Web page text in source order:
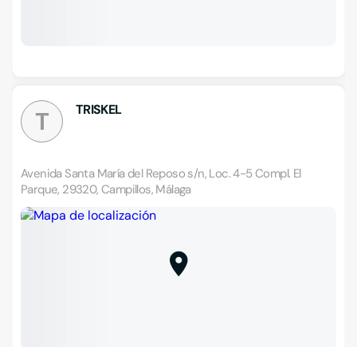
T TRISKEL
Avenida Santa María del Reposo s/n, Loc. 4-5 Compl. El
Parque, 29320, Campillos, Málaga